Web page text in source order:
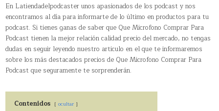
En Latiendadelpodcaster unos apasionados de los podcast y nos
encontramos al día para informarte de lo último en productos para tu
podcast. Si tienes ganas de saber que Que Microfono Comprar Para
Podcast tienen la mejor relación calidad precio del mercado, no tengas
dudas en seguir leyendo nuestro articulo en el que te informaremos
sobre los más destacados precios de Que Microfono Comprar Para
Podcast que seguramente te sorprenderán.
Contenidos ocultar